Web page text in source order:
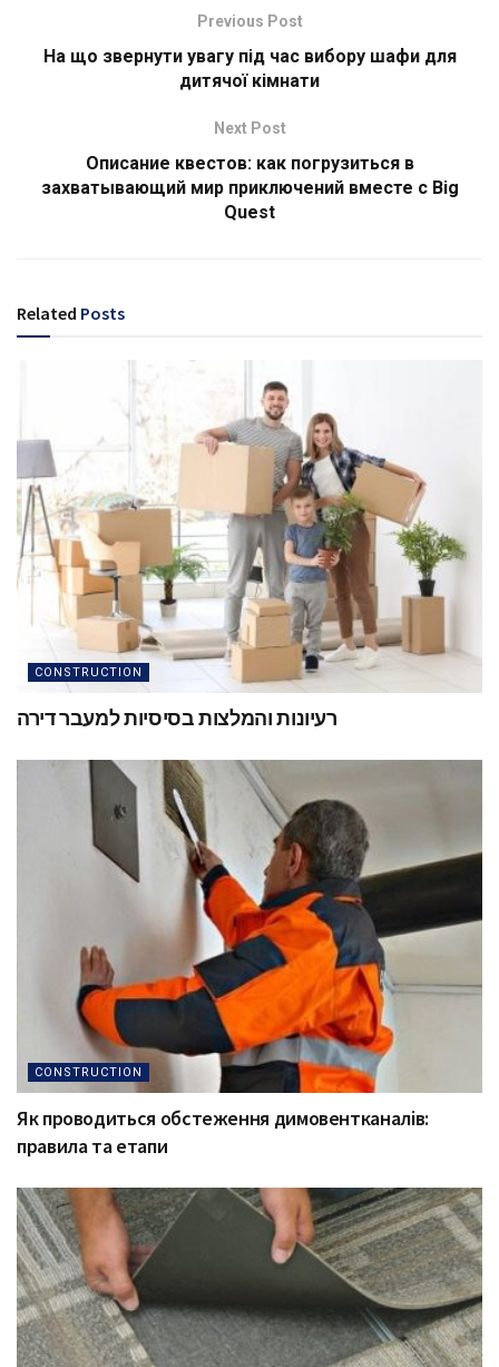
Previous Post
На що звернути увагу під час вибору шафи для
дитячої кімнати
Next Post
Описание квестов: как погрузиться в
захватывающий мир приключений вместе с Big
Quest
Related Posts
CONSTRUCTION
רעיונות והמלצות בסיסיות למעבר דירה
CONSTRUCTION
Як проводиться обстеження димовентканалів:
правила та етапи